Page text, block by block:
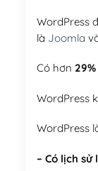
WordPress
là Joomla
Có hơn 29%
WordPress
WordPress
– Có lịch sử